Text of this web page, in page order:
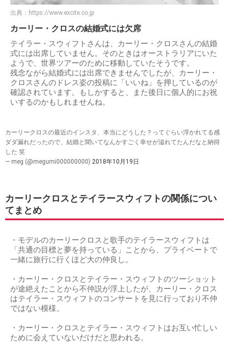
出典： https://www.excite.co.jp
カーリー・クロスの結婚式には欠席
テイラー・スウィフトさんは、カーリー・クロスさんの結婚
式には出席していません。そのときはオーストラリアにいた
ようで、世界ツアーのために移動していたそうです。
残念ながら結婚式には出席できませんでしたが、カーリー・
クロスさんのドレス姿の投稿に「いいね」を押しているのが
確認されています。もしかすると、また後日に個人的にお祝
いするのかもしれませんね。
カーリークロスの最近のインスタ、本当にどうした？ってぐらい浮かれてる感
ダダ漏れだったので、結婚と聞いてなんかすごく幸せが溢れてたんだなと納得
した 笑
— meg (@megumi000000000) 2018年10月19日
カーリークロスとテイラースウィフトの関係につい
てまとめ
・モデルのカーリークロスと歌手のテイラースウィフトは
「共通の目標と夢を持っている」ことから、プライベートで
一緒に旅行に行くほど大の仲良し。
・カーリー・クロスとテイラー・スウィフトのツーショット
が途絶えたことから不仲説が浮上したが、カーリー・クロス
はテイラー・スウィフトのコンサートを見に行っており不仲
ではない模様。
・カーリー・クロスとテイラー・スウィフトはお互い忙しい
ために会えていないだけだと思われる。